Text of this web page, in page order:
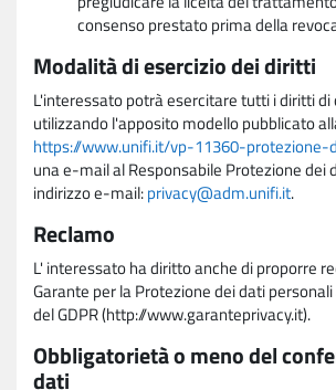
consenso prestato prima della
Modalità di esercizio dei diritti
L'interessato potrà esercitare tutti i diritti di
utilizzando l'apposito modello pubblicato
https://www.unifi.it/vp-11360-protezione-
una e-mail al Responsabile Protezione dei
indirizzo e-mail:privacy@adm.unifi.it.
Reclamo
L' interessato ha diritto anche di proporre
Garante per la Protezione dei dati
del GDPR (http://www.garanteprivacy.it).
Obbligatorietà o meno del
dati